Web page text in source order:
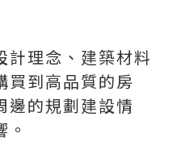
計理念、建築材料
買到高品質的房
邊的規劃建設情